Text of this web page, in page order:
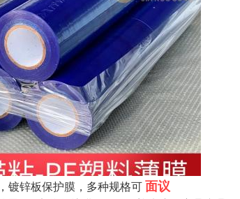
镀锌板保护膜，多种规格可面议